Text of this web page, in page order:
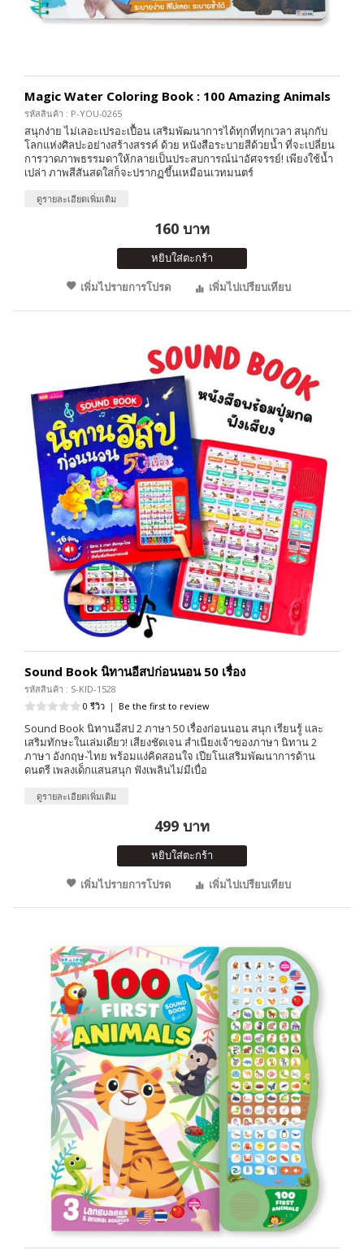
Magic Water Coloring Book : 100 Amazing Animals
รหัสสินค้า : P-YOU-0265
สนุกง่าย ไม่เลอะเปรอะเปื้อน เสริมพัฒนาการได้ทุกที่ทุกเวลา สนุกกับ
โลกแห่งศิลปะอย่างสร้างสรรค์ ด้วย หนังสือระบายสีด้วยน้ำ ที่จะเปลี่ยน
การวาดภาพธรรมดาให้กลายเป็นประสบการณ์น่าอัศจรรย์! เพียงใช้น้ำ
เปล่า ภาพสีสันสดใสก็จะปรากฏขึ้นเหมือนเวทมนตร์
ดูรายละเอียดเพิ่มเติม
160 บาท
หยิบใส่ตะกร้า
เพิ่มไปรายการโปรด
เพิ่มไปเปรียบเทียบ
Sound Book นิทานอีสปก่อนนอน 50 เรื่อง
รหัสสินค้า : S-KID-1528
0 รีวิว | Be the first to review
Sound Book นิทานอีสป 2 ภาษา 50 เรื่องก่อนนอน สนุก เรียนรู้ และ
เสริมทักษะในเล่มเดียว! เสียงชัดเจน สำเนียงเจ้าของภาษา นิทาน 2
ภาษา อังกฤษ-ไทย พร้อมแง่คิดสอนใจ เปียโนเสริมพัฒนาการด้าน
ดนตรี เพลงเด็กแสนสนุก ฟังเพลินไม่มีเบื่อ
ดูรายละเอียดเพิ่มเติม
499 บาท
หยิบใส่ตะกร้า
เพิ่มไปรายการโปรด
เพิ่มไปเปรียบเทียบ